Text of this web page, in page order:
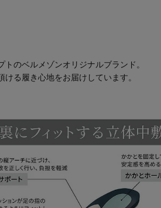
のベルメゾンオリジナルブランド。
る履き心地をお届けしています。